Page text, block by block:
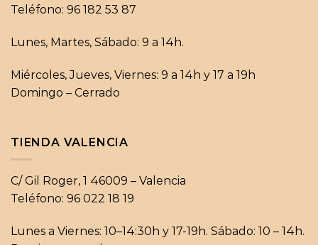
Teléfono: 96 182 53 87
Lunes, Martes, Sábado: 9 a 14h.
Miércoles, Jueves, Viernes: 9 a 14h y 17 a 19h
Domingo – Cerrado
TIENDA VALENCIA
C/ Gil Roger, 1 46009 – Valencia
Teléfono: 96 022 18 19
Lunes a Viernes: 10–14:30h y 17-19h. Sábado: 10 – 14h.